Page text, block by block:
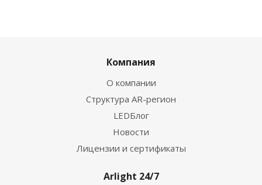
Компания
О компании
Структура AR-регион
LEDБлог
Новости
Лицензии и сертификаты
Arlight 24/7